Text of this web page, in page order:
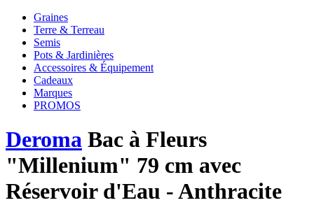
Graines
Terre & Terreau
Semis
Pots & Jardinières
Accessoires & Équipement
Cadeaux
Marques
PROMOS
Deroma Bac à Fleurs
"Millenium" 79 cm avec
Réservoir d'Eau - Anthracite